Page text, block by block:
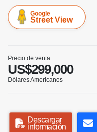
Google
Street View
Precio de venta
US$299,000
Dólares Americanos
Descargar
información